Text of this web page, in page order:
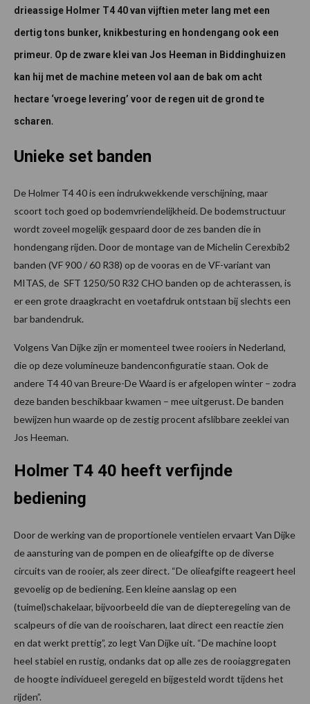
drieassige Holmer T4 40 van vijftien meter lang met een
dertig tons bunker, knikbesturing en hondengang ook een
primeur. Op de zware klei van Jos Heeman in Biddinghuizen
kan hij met de machine meteen vol aan de bak om acht
hectare ‘vroege levering’ voor de regen uit de grond te
scharen.
Unieke set banden
De Holmer T4 40 is een indrukwekkende verschijning, maar
scoort toch goed op bodemvriendelijkheid. De bodemstructuur
wordt zoveel mogelijk gespaard door de zes banden die in
hondengang rijden. Door de montage van de Michelin Cerexbib2
banden (VF 900 / 60 R38) op de vooras en de VF-variant van
MITAS, de SFT 1250/50 R32 CHO banden op de achterassen, is
er een grote draagkracht en voetafdruk ontstaan bij slechts een
bar bandendruk.
Volgens Van Dijke zijn er momenteel twee rooiers in Nederland,
die op deze volumineuze bandenconfiguratie staan. Ook de
andere T4 40 van Breure-De Waard is er afgelopen winter – zodra
deze banden beschikbaar kwamen – mee uitgerust. De banden
bewijzen hun waarde op de zestig procent afslibbare zeeklei van
Jos Heeman.
Holmer T4 40 heeft verfijnde
bediening
Door de werking van de proportionele ventielen ervaart Van Dijke
de aansturing van de pompen en de olieafgifte op de diverse
circuits van de rooier, als zeer direct. “De olieafgifte reageert heel
gevoelig op de bediening. Een kleine aanslag op een
(tuimel)schakelaar, bijvoorbeeld die van de diepteregeling van de
scalpeurs of die van de rooischaren, laat direct een reactie zien
en dat werkt prettig”, zo legt Van Dijke uit. “De machine loopt
heel stabiel en rustig, ondanks dat op alle zes de rooiaggregaten
de hoogte individueel geregeld en bijgesteld wordt tijdens het
rijden”.